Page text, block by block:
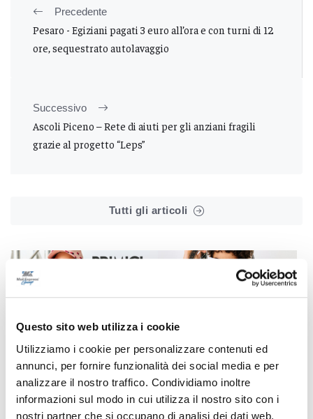
Questo sito web utilizza i cookie
Utilizziamo i cookie per personalizzare contenuti ed
annunci, per fornire funzionalità dei social media e per
analizzare il nostro traffico. Condividiamo inoltre
informazioni sul modo in cui utilizza il nostro sito con i
nostri partner che si occupano di analisi dei dati web,
Precedente
Pesaro - Egiziani pagati 3 euro all’ora e con turni di 12
ore, sequestrato autolavaggio
Successivo
Ascoli Piceno – Rete di aiuti per gli anziani fragili
grazie al progetto “Leps”
Tutti gli articoli
Correlati